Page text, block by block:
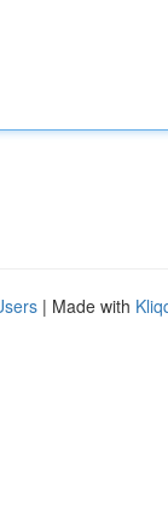
| Made with